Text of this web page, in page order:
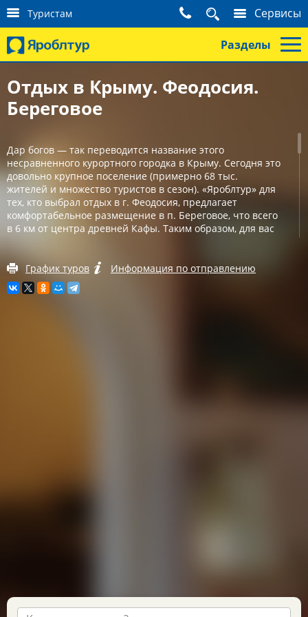
Туристам
К
о
а
т
и
с
т
а
м
Сервисы
Разделы
Отдых в Крыму. Феодосия.
Береговое
Дар богов — так переводится название этого
несравненного курортного городка в Крыму. Сегодня это
довольно крупное поселение (примерно 68 тыс.
жителей и множество туристов в сезон). «Яроблтур» для
тех, кто выбрал отдых в г. Феодосия, предлагает
комфортабельное размещение в п. Береговое, что всего
в 6 км от центра древней Кафы. Таким образом, для вас
и одновременно вы будете чуть в стороне от скопления
народа.
Чистое море и золотой песок днем, ночные клубы и
ценами. Удаленность от шумных заведений делает
«Роксану» идеальным местом для семейного отдыха.
График туров Информация по отправлению